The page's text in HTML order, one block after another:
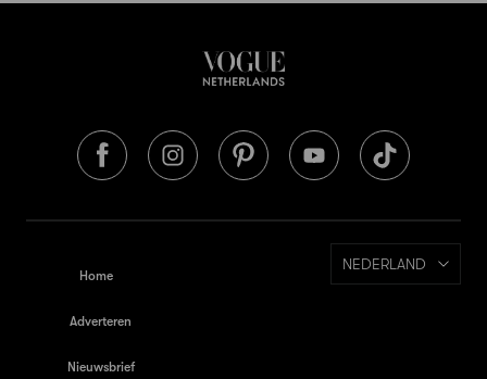
Home
Adverteren
Nieuwsbrief
NEDERLAND